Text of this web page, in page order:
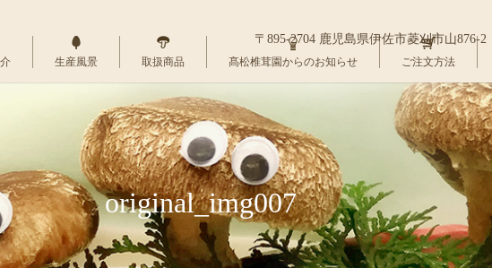
生産風景 取扱商品 髙松椎茸園からのお知らせ ご注文方法
〒895-2704 鹿児島県伊佐市菱刈市山876-2
original_img007